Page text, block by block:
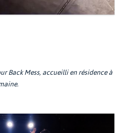
Back Mess, accueilli en résidence à